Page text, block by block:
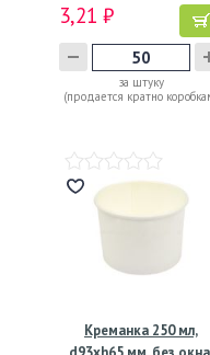
3,21 ₽
за штуку
(продается кратно
Креманка 250 мл,